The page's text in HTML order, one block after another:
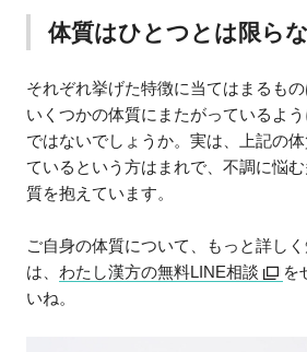
体質はひとつとは限らな
それぞれ挙げた特徴に当てはまるも
いくつかの体質にまたがっているよ
ではないでしょうか。実は、上記の
ているという方はまれで、不調に悩
質を抱えています。
ご自身の体質について、もっと詳し
は、 わたし漢方の無料LINE相談
を
いね。